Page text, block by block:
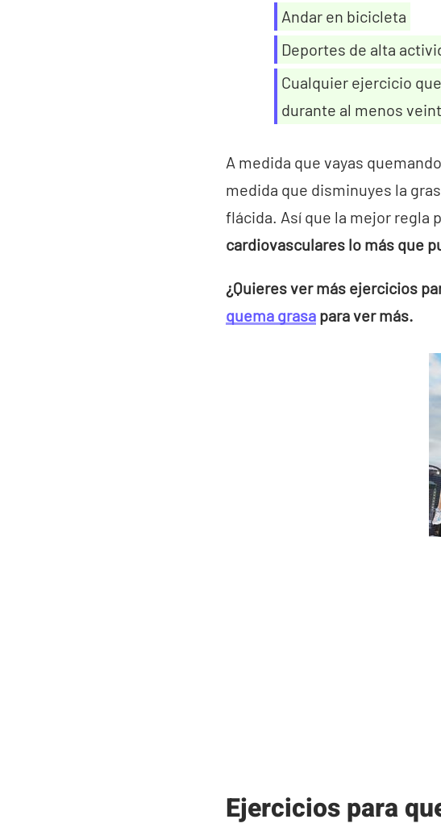
Andar en bicicleta
Deportes de alta
Cualquier ejercicio
durante al menos
A medida que vayas
medida que disminuyes la
flácida. Así que la mejor regla
cardiovasculares lo más que
¿Quieres ver más ejercicios
quema grasa para ver más.
Ejercicios para